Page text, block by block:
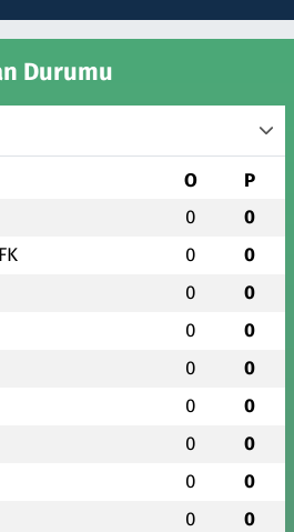
Durumu
O P
0 0
0 0
0 0
0 0
0 0
0 0
0 0
0 0
0 0